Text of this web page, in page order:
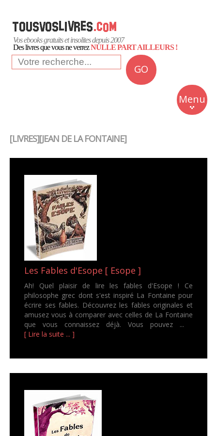
Vos ebooks gratuits et insolites depuis 2007
Des livres que vous ne verrezNULLE PART AILLEURS !
GO
Menu
Insolite
Business
[LIVRES][JEAN DE LA FONTAINE]
Les Fables d'Esope [ Esope ]
Ah! Quel plaisir de lire les fables d'Esope ! Ce
philosophe grec dont s'est inspiré La Fontaine pour
écrire ses fables. Découvrez les fables originales et
amusez vous à comparer avec celles de La Fontaine
que vous connaissez déjà. Vous pouvez ...
[ Lire la suite ... ]